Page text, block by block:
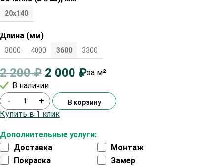
20х140
Длина (мм)
3000 4000 3600 3300
2 200₽ 2 000 ₽за м²
В наличии
Дополнительные услуги:
Доставка
Монтаж
Покраска
Замер
- + В корзину
Купить в 1 клик